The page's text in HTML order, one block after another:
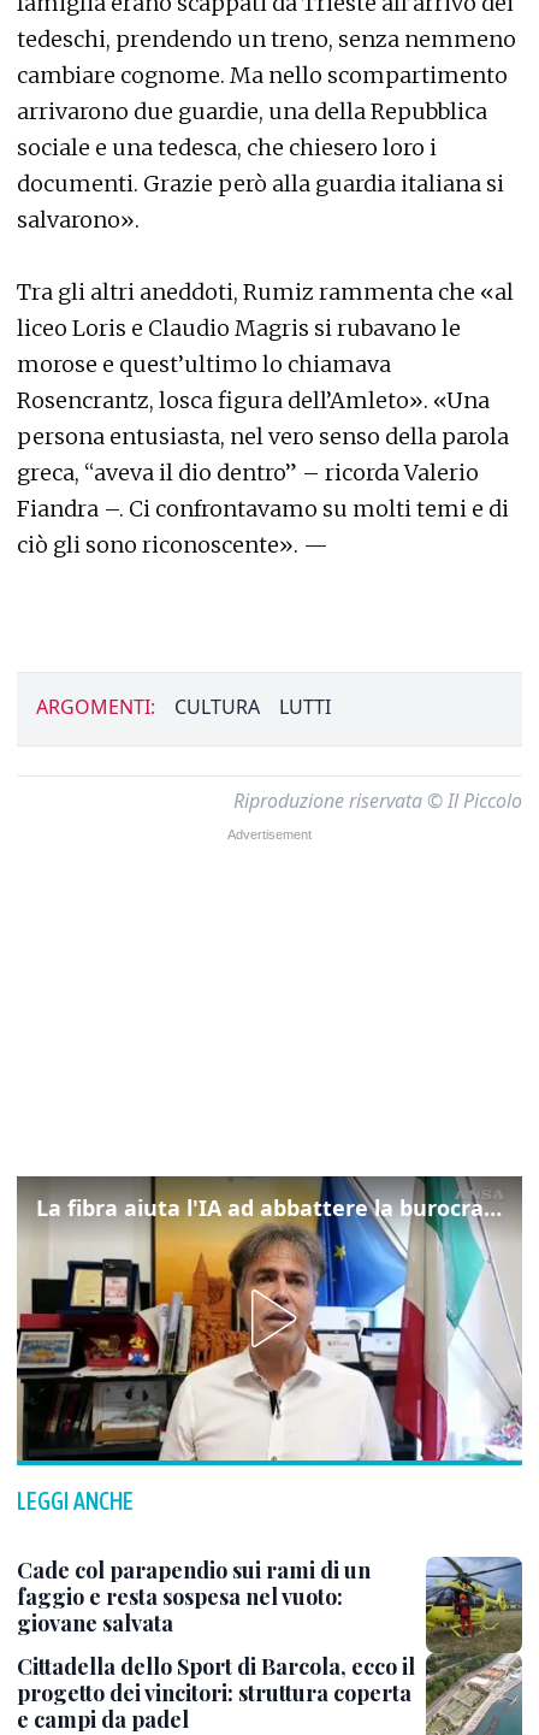
tedeschi, prendendo un treno, senza nemmeno
cambiare cognome. Ma nello scompartimento
arrivarono due guardie, una della Repubblica
sociale e una tedesca, che chiesero loro i
documenti. Grazie però alla guardia italiana si
salvarono».
Tra gli altri aneddoti, Rumiz rammenta che «al
liceo Loris e Claudio Magris si rubavano le
morose e quest’ultimo lo chiamava
Rosencrantz, losca figura dell’Amleto». «Una
persona entusiasta, nel vero senso della parola
greca, “aveva il dio dentro” – ricorda Valerio
Fiandra –. Ci confrontavamo su molti temi e di
ciò gli sono riconoscente». —
ARGOMENTI: CULTURA LUTTI
Riproduzione riservata © Il Piccolo
La fibra aiuta l'IA ad abbattere la burocrazia, progetto pilota in Veneto
LEGGI ANCHE
Cade col parapendio sui rami di un
faggio e resta sospesa nel vuoto:
giovane salvata
Cittadella dello Sport di Barcola, ecco il
progetto dei vincitori: struttura coperta
e campi da padel